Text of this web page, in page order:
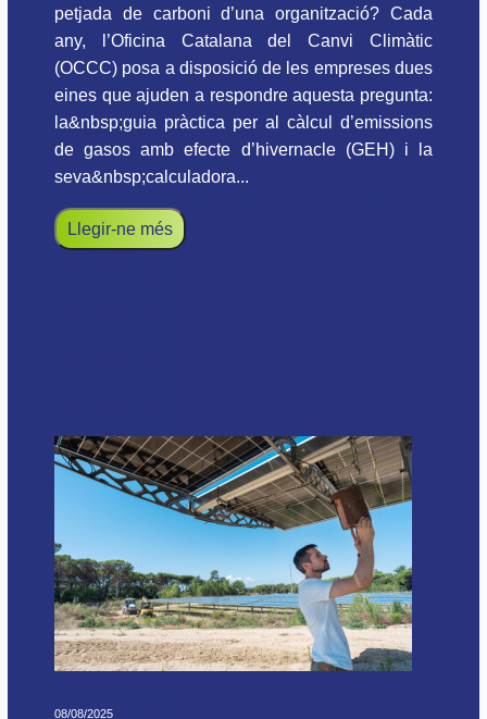
petjada de carboni d’una organització? Cada
any, l’Oficina Catalana del Canvi Climàtic
(OCCC) posa a disposició de les empreses dues
eines que ajuden a respondre aquesta pregunta:
la&nbsp;guia pràctica per al càlcul d’emissions
de gasos amb efecte d’hivernacle (GEH) i la
seva&nbsp;calculadora...
Llegir-ne més
08/08/2025